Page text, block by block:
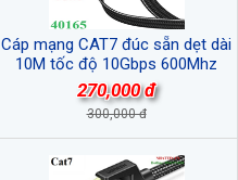
Cáp mạng CAT7 đúc sẵn dẹt dài
10M tốc độ 10Gbps 600Mhz
30AWG U/FTP Ugreen 40165 cao
cấp (bện Nylon)
270,000 đ
300,000 đ